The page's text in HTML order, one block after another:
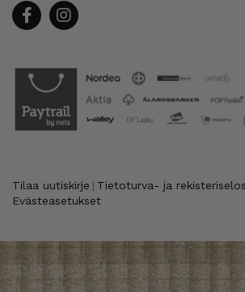
Tilaa uutiskirje Tietoturva- ja
Evästeasetukset